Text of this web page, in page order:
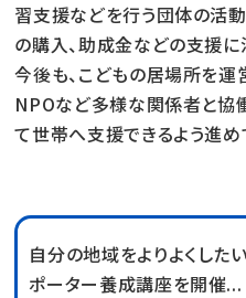
習支援などを行う団体の活
の購入、助成金などの支援に
今後も、こどもの居場所を運
NPOなど多様な関係者と協
て世帯へ支援できるよう進め
自分の地域をよりよくした
ポーター養成講座を開催...